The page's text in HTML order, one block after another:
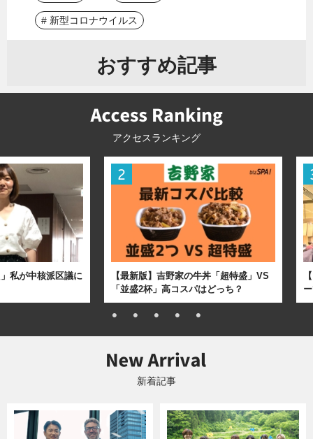
# 新型コロナウイルス
おすすめ記事
アクセスランキング
私が中核派区議に
【最新版】吉野家の牛丼「超特盛」VS
「並盛2杯」高コスパはどっち？
新着記事